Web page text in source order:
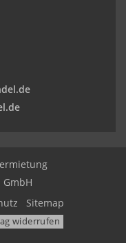
Sitemap
widerrufen